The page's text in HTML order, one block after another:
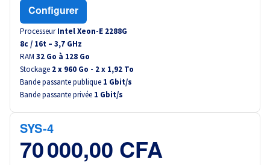
Configurer
Processeur Intel Xeon-E 2288G
8c / 16t – 3,7 GHz
RAM 32 Go à 128 Go
Stockage 2 x 960 Go - 2 x 1,92 To
Bande passante publique 1 Gbit/s
Bande passante privée 1 Gbit/s
SYS-4
70 000,00 CFA